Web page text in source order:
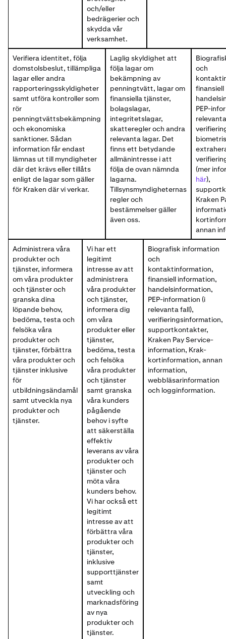
och/eller
bedrägerier och
skydda vår
verksamhet.
Verifiera identitet, följa
domstolsbeslut, tillämpliga
lagar eller andra
rapporteringsskyldigheter
samt utföra kontroller som
rör
penningtvättsbekämpning
och ekonomiska
sanktioner. Sådan
information får endast
lämnas ut till myndigheter
där det krävs eller tillåts
enligt de lagar som gäller
för Kraken där vi verkar.
Laglig skyldighet att
följa lagar om
bekämpning av
penningtvätt, lagar om
finansiella tjänster,
bolagslagar,
integritetslagar,
skatteregler och andra
relevanta lagar. Det
finns ett betydande
allmänintresse i att
följa de ovan nämnda
lagarna.
Tillsynsmyndigheternas
regler och
bestämmelser gäller
även oss.
och
PEP-
(mer
här),
Kraken
annan
Administrera våra
produkter och
tjänster, informera
om våra produkter
och tjänster och
granska dina
löpande behov,
bedöma, testa och
felsöka våra
produkter och
tjänster, förbättra
våra produkter och
tjänster inklusive
för
utbildningsändamål
samt utveckla nya
produkter och
tjänster.
Vi har ett
legitimt
intresse av att
administrera
våra produkter
och tjänster,
informera dig
om våra
produkter eller
tjänster,
bedöma, testa
och felsöka
våra produkter
och tjänster
samt granska
våra kunders
pågående
behov i syfte
att säkerställa
effektiv
leverans av våra
produkter och
tjänster och
möta våra
kunders behov.
Vi har också ett
legitimt
intresse av att
förbättra våra
produkter och
tjänster,
inklusive
supporttjänster
samt
utveckling och
marknadsföring
av nya
produkter och
tjänster.
Biografisk information
och
kontaktinformation,
finansiell information,
handelsinformation,
PEP-information (i
relevanta fall),
verifieringsinformation,
supportkontakter,
Kraken Pay Service-
information, Krak-
kortinformation, annan
information,
webbläsarinformation
och logginformation.